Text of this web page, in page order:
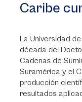
Caribe
La Universidad
década del
Cadenas de
Suramérica y el
producción
resultados